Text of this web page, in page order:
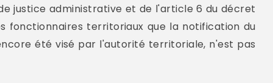
justice administrative et de l'article 6 du décret
fonctionnaires territoriaux que la notification du
été visé par l'autorité territoriale, n'est pas